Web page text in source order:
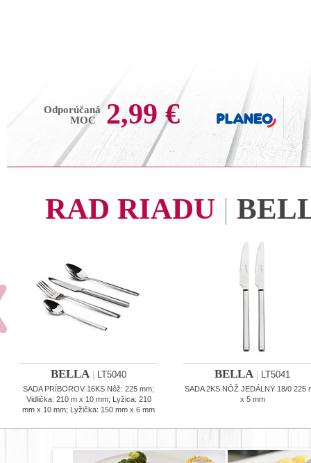
Odporúčaná
MOC
2,99 €
RAD RIADU |
BELLA LT5040
SADA PRÍBOROV 16KS Nôž: 225 mm;
Vidlička: 210 m x 10 mm; Lyžica: 210
mm x 10 mm; Lyžička: 150 mm x 6 mm
BELLA LT5041
SADA 2KS NÔŽ JEDÁLNY 18/0 225
x 5 mm